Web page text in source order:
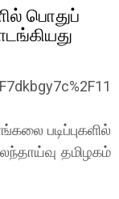
பொதுப்
படிப்புகளில்
தமிழகம்